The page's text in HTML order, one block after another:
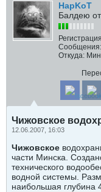
HapKoT
Балдею
Сообщения:
Откуда:
Чижовское
12.06.2007, 16:03
Чижовское
части Минска.
технического
водной системы.
наибольшая глубина